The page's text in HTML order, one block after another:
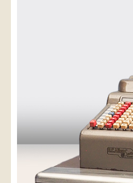
・ご購入手続きを進める
だくと、自動的に送料が
・配送についての詳細は、
【送料
お届け先、送料ラン
示さ